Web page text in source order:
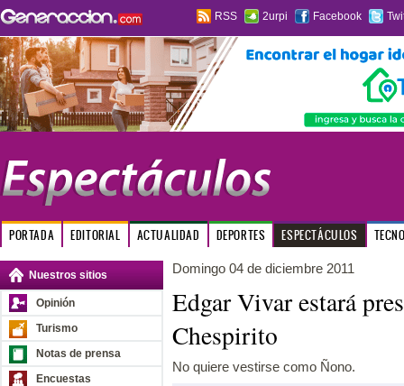
RSS 2urpi Facebook
PORTADA EDITORIAL ACTUALIDAD DEPORTES ESPECTÁCULOS
Nuestros sitios
Opinión
Turismo
Notas de prensa
Encuestas
Domingo 04 de diciembre 2011
Edgar Vivar estará
Chespirito
No quiere vestirse como Ñono.